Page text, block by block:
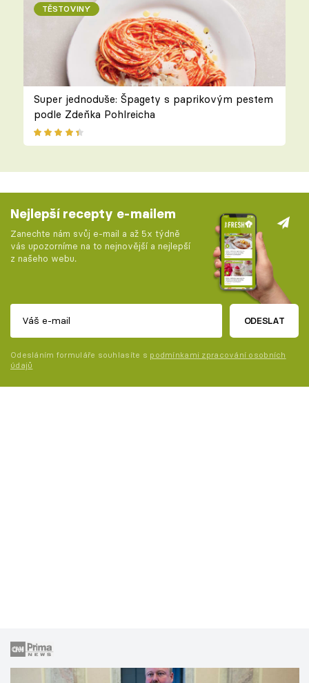
TĚSTOVINY
Super jednoduše: Špagety s paprikovým pestem
podle Zdeňka Pohlreicha
Nejlepší recepty e-mailem
Zanechte nám svůj e-mail a až 5x týdně
vás upozorníme na to nejnovější a nejlepší
z našeho webu.
ODESLAT
Odesláním formuláře souhlasíte s podmínkami zpracování osobních
údajů